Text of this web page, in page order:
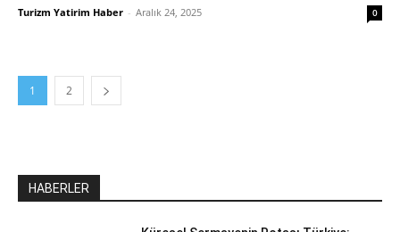
Turizm Yatirim Haber - Aralık 24, 2025 0
1 2
HABERLER